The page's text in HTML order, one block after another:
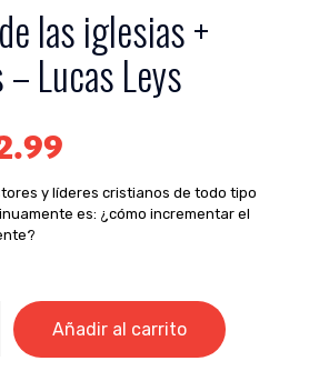
las iglesias +
Lucas Leys
precio
actual
y líderes cristianos de todo tipo
es: ¿cómo incrementar el
Añadir al carrito